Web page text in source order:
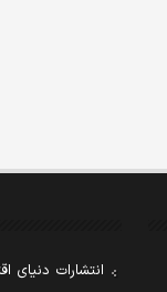
انتشارات دنیای